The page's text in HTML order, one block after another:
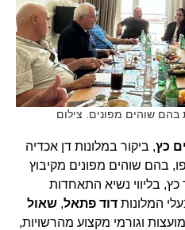
בהם שוהים מפונים. צילום
כץ, ביקור במלונות דן אכדיה
בהם שוהים מפונים מקיבוץ
בליווי נשיא התאחדות
המלונות דוד פתאל, שאול
וגורמי מקצוע מהרשויות,